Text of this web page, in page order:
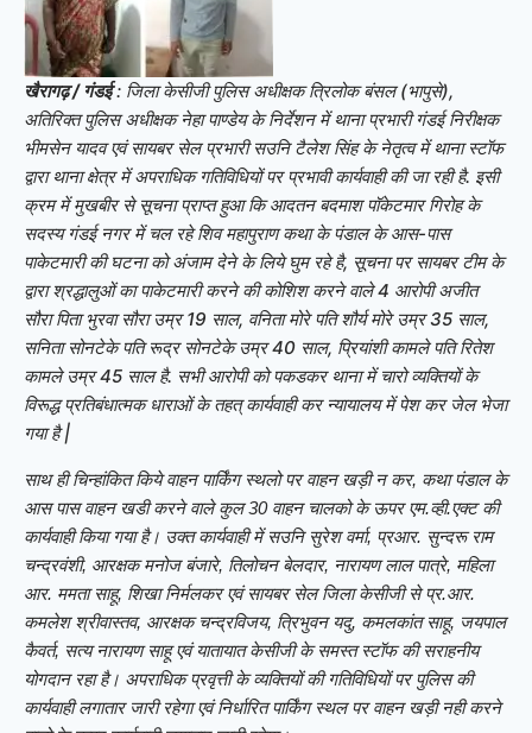
खैरागढ़ / गंडई: जिला केसीजी पुलिस अधीक्षक त्रिलोक बंसल (भापुसे),
अतिरिक्त पुलिस अधीक्षक नेहा पाण्डेय के निर्देशन में थाना प्रभारी गंडई निरीक्षक
भीमसेन यादव एवं सायबर सेल प्रभारी सउनि टैलेश सिंह के नेतृत्व में थाना स्टॉफ
द्वारा थाना क्षेत्र में अपराधिक गतिविधियों पर प्रभावी कार्यवाही की जा रही है. इसी
क्रम में मुखबीर से सूचना प्राप्त हुआ कि आदतन बदमाश पॉकेटमार गिरोह के
सदस्य गंडई नगर में चल रहे शिव महापुराण कथा के पंडाल के आस-पास
पाकेटमारी की घटना को अंजाम देने के लिये घुम रहे है, सूचना पर सायबर टीम के
द्वारा श्रद्धालुओं का पाकेटमारी करने की कोशिश करने वाले 4 आरोपी अजीत
सौरा पिता भुरवा सौरा उम्र 19 साल, वनिता मोरे पति शौर्य मोरे उम्र 35 साल,
सनिता सोनटेके पति रूद्र सोनटेके उम्र 40 साल, प्रियांशी कामले पति रितेश
कामले उम्र 45 साल है. सभी आरोपी को पकडकर थाना में चारो व्यक्तियों के
विरूद्ध प्रतिबंधात्मक धाराओं के तहत् कार्यवाही कर न्यायालय में पेश कर जेल भेजा
गया है |
साथ ही चिन्हांकित किये वाहन पार्किंग स्थलो पर वाहन खड़ी न कर, कथा पंडाल के
आस पास वाहन खडी करने वाले कुल 30 वाहन चालको के ऊपर एम.व्ही.एक्ट की
कार्यवाही किया गया है। उक्त कार्यवाही में सउनि सुरेश वर्मा, प्रआर. सुन्दरू राम
चन्द्रवंशी, आरक्षक मनोज बंजारे, तिलोचन बेलदार, नारायण लाल पात्रे, महिला
आर. ममता साहू, शिखा निर्मलकर एवं सायबर सेल जिला केसीजी से प्र.आर.
कमलेश श्रीवास्तव, आरक्षक चन्द्रविजय, त्रिभुवन यदु, कमलकांत साहू, जयपाल
कैवर्त, सत्य नारायण साहू एवं यातायात केसीजी के समस्त स्टॉफ की सराहनीय
योगदान रहा है। अपराधिक प्रवृत्ती के व्यक्तियों की गतिविधियों पर पुलिस की
कार्यवाही लगातार जारी रहेगा एवं निर्धारित पार्किंग स्थल पर वाहन खड़ी नही करने